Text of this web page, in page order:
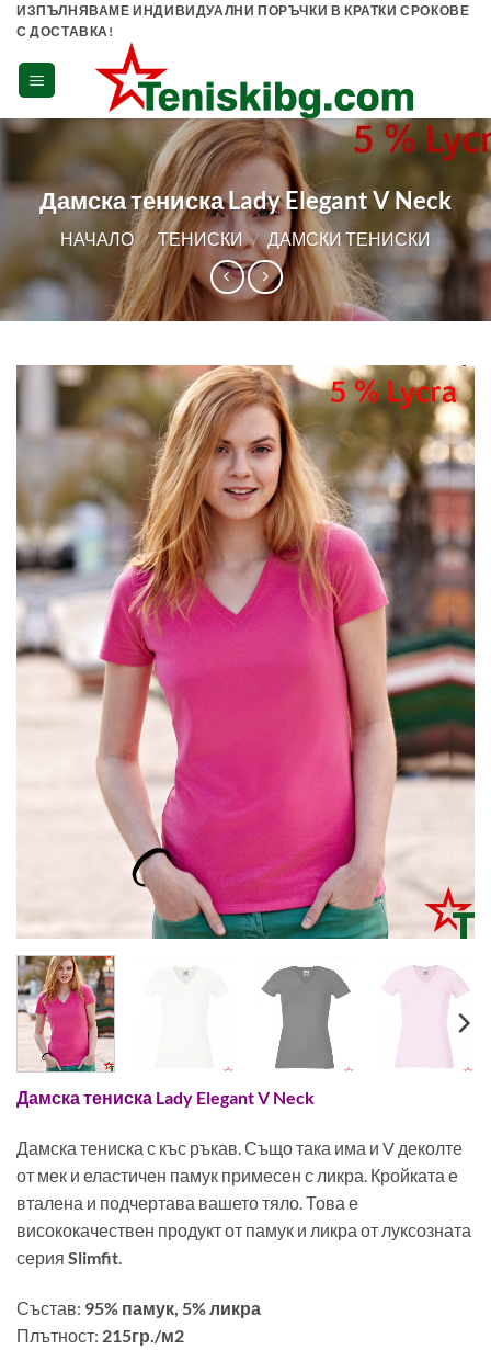
Skip
content
ИЗПЪЛНЯВАМЕ ИНДИВИДУАЛНИ ПОРЪЧКИ В КРАТКИ СРОКОВЕ
С ДОСТАВКА!
Дамска тениска Lady Elegant V Neck
НАЧАЛО / ТЕНИСКИ / ДАМСКИ ТЕНИСКИ
Дамска тениска Lady Elegant V Neck
Дамска тениска с къс ръкав. Също така има и V деколте
от мек и еластичен памук примесен с ликра. Кройката е
вталена и подчертава вашето тяло. Това е
висококачествен продукт от памук и ликра от луксозната
серия Slimfit.
Състав: 95% памук, 5% ликра
Плътност: 215гр./м2